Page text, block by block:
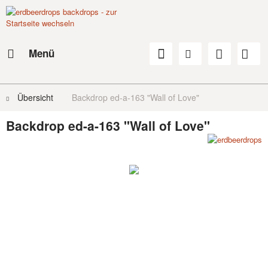
Menü
Übersicht Backdrop ed-a-163 "Wall of Love"
Backdrop ed-a-163 "Wall of Love"